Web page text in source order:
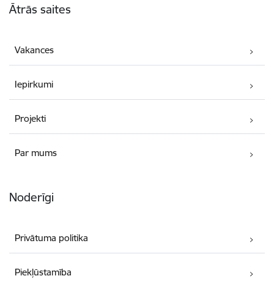
Ātrās saites
Vakances
Iepirkumi
Projekti
Par mums
Noderīgi
Privātuma politika
Piekļūstamība